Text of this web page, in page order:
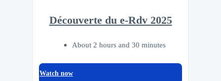
Découverte du e-Rdv 2025
About 2 hours and 30 minutes
Watch now